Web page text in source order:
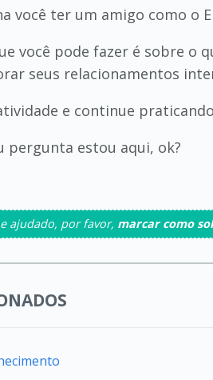
você ter um amigo como o
você pode fazer é sobre o
seus relacionamentos
e continue
pergunta estou aqui, ok?
ajudado, por favor, marcar como